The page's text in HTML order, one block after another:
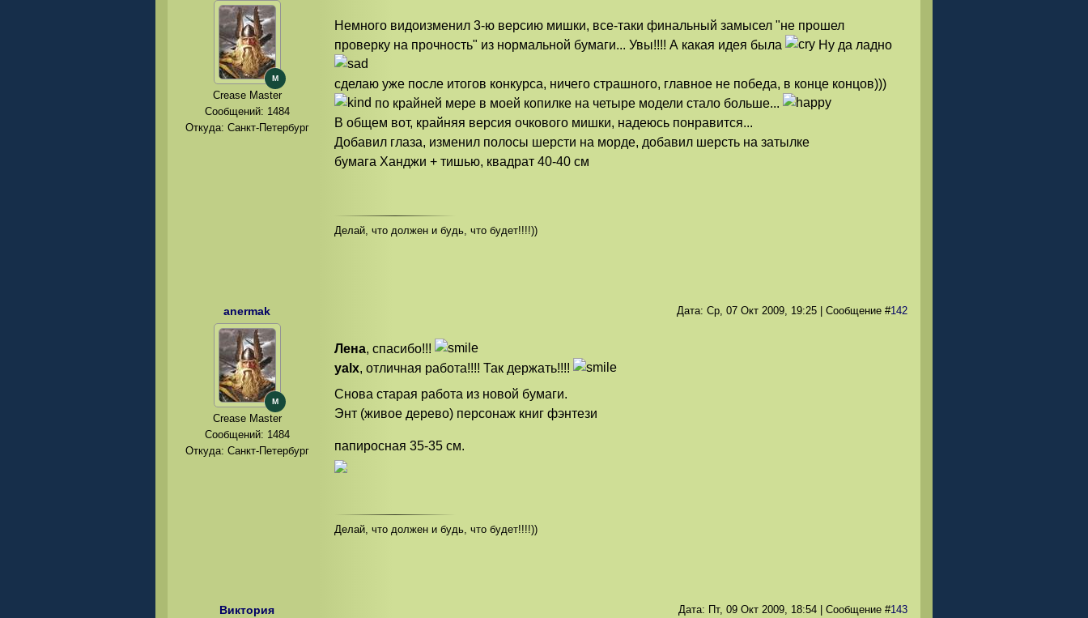
M
Crease Master
Сообщений: 1484
Откуда: Санкт-Петербург
Немного видоизменил 3-ю версию мишки, все-таки финальный замысел "не прошел
проверку на прочность" из нормальной бумаги... Увы!!!! А какая идея была
Ну да ладно
сделаю уже после итогов конкурса, ничего страшного, главное не победа, в конце концов)))
по крайней мере в моей копилке на четыре модели стало больше...
В общем вот, крайняя версия очкового мишки, надеюсь понравится...
Добавил глаза, изменил полосы шерсти на морде, добавил шерсть на затылке
бумага Ханджи + тишью, квадрат 40-40 см
Делай, что должен и будь, что будет!!!!))
anermak
M
Crease Master
Сообщений: 1484
Откуда: Санкт-Петербург
Дата: Ср, 07 Окт 2009, 19:25| Сообщение #142
Лена, спасибо!!!
yalx, отличная работа!!!! Так держать!!!!
Снова старая работа из новой бумаги.
Энт (живое дерево) персонаж книг фэнтези
папиросная 35-35 см.
Делай, что должен и будь, что будет!!!!))
Виктория Дата: Пт, 09 Окт 2009, 18:54| Сообщение #143